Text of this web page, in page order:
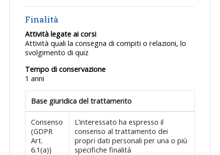
Finalità
Attività legate ai corsi
Attività quali la consegna di compiti o relazioni, lo
svolgimento di quiz
Tempo di conservazione
1 anni
Base giuridica del trattamento
Consenso
(GDPR
Art.
6.1(a))
L’interessato ha espresso il
consenso al trattamento dei
propri dati personali per una o più
specifiche finalità